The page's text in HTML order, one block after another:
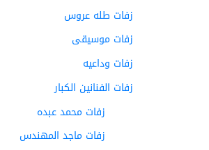
زفات طله عروس
زفات موسيقى
زفات وداعيه
زفات الفنانين الكبار
زفات محمد عبده
زفات ماجد المهندس